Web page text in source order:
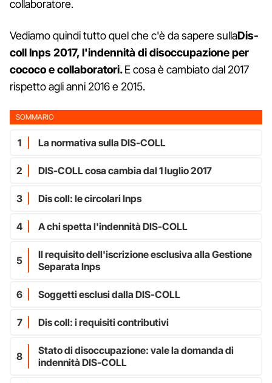
collaboratore.
Vediamo quindi tutto quel che c'è da sapere sullaDis-
coll Inps 2017, l'indennità di disoccupazione per
cococo e collaboratori.E cosa è cambiato dal 2017
rispetto agli anni 2016 e 2015.
SOMMARIO
1 La normativa sulla DIS-COLL
2 DIS-COLL cosa cambia dal 1 luglio 2017
3 Dis coll: le circolari Inps
4 A chi spetta l'indennità DIS-COLL
5
Il requisito dell'iscrizione esclusiva alla Gestione
Separata Inps
6 Soggetti esclusi dalla DIS-COLL
7 Dis coll: i requisiti contributivi
8
Stato di disoccupazione: vale la domanda di
indennità DIS-COLL